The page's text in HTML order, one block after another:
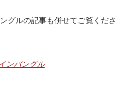
グルの記事も併せてご覧くださ
ンバングル